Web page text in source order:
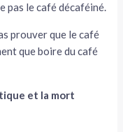
pas le café décaféiné.
prouver que le café
que boire du café
et la mort